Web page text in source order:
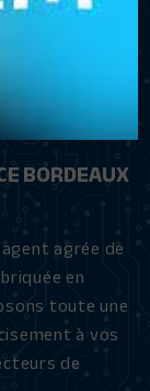
BORDEAUX
agrée de
en
toute une
à vos
de